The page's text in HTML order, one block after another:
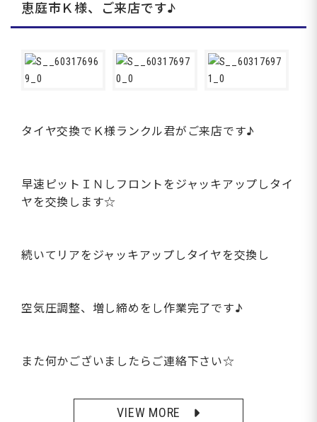
恵庭市Ｋ様、ご来店です♪
タイヤ交換でＫ様ランクル君がご来店です♪
早速ピットＩＮしフロントをジャッキアップしタイ
ヤを交換します☆
続いてリアをジャッキアップしタイヤを交換し
空気圧調整、増し締めをし作業完了です♪
また何かございましたらご連絡下さい☆
VIEW MORE